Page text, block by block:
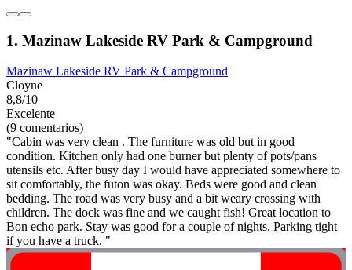
1. Mazinaw Lakeside RV Park & Campground
Mazinaw Lakeside RV Park & Campground
Cloyne
8,8/10
Excelente
(9 comentarios)
"Cabin was very clean . The furniture was old but in good
condition. Kitchen only had one burner but plenty of pots/pans
utensils etc. After busy day I would have appreciated somewhere to
sit comfortably, the futon was okay. Beds were good and clean
bedding. The road was very busy and a bit weary crossing with
children. The dock was fine and we caught fish! Great location to
Bon echo park. Stay was good for a couple of nights. Parking tight
if you have a truck. "